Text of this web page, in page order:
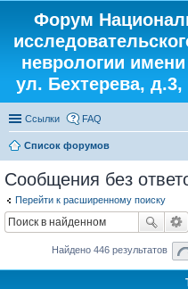
Форум
неврологии
ул. Бехтерева, д.3,
Ссылки FAQ
Список форумов
Сообщения без
Перейти к расширенному поиску
Найдено 446 результатов